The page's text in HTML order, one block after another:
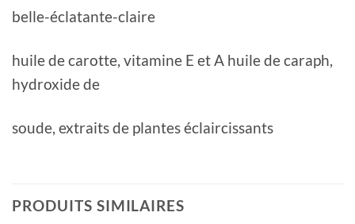
belle-éclatante-claire
huile de carotte, vitamine E et A huile de caraph,
hydroxide de
soude, extraits de plantes éclaircissants
PRODUITS SIMILAIRES